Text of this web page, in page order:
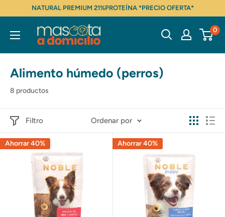
NATURAL PREMIUM 21%PROTEÍNA *PRECIO OFERTA*
Mascota
0
Alimento húmedo (perros)
8 productos
Filtro Ordenar por
Ahorrar 40% Ahorrar 40%